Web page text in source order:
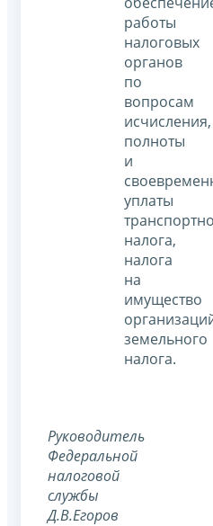
работы
налоговых
органов
по
вопросам
исчисления,
полноты
и
уплаты
налога,
налога
на
имущество
земельного
налога.
Руководитель
Федеральной
налоговой
службы
Д.В.Егоров